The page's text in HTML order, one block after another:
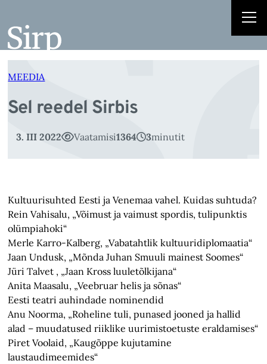
juurde
MEEDIA
Sel reedel Sirbis
3. III 2022 Vaatamisi1364 3minutit
Kultuurisuhted Eesti ja Venemaa vahel. Kuidas suhtuda?
Rein Vahisalu, „Võimust ja vaimust spordis, tulipunktis
olümpiahoki“
Merle Karro-Kalberg, „Vabatahtlik kultuuridiplomaatia“
Jaan Undusk, „Mõnda Juhan Smuuli mainest Soomes“
Jüri Talvet , „Jaan Kross luuletõlkijana“
Anita Maasalu, „Veebruar helis ja sõnas“
Eesti teatri auhindade nominendid
Anu Noorma, „Roheline tuli, punased jooned ja hallid
alad – muudatused riiklike uurimistoetuste eraldamises“
Piret Voolaid, „Kaugõppe kujutamine
laustaudimeemides“